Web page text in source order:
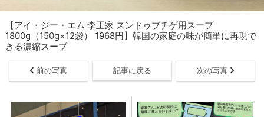
【アイ・ジー・エム 李王家 スンドゥブチゲ用スープ
1800g（150g×12袋） 1968円】韓国の家庭の味が簡単に再現で
きる濃縮スープ
前の写真 記事に戻る 次の写真